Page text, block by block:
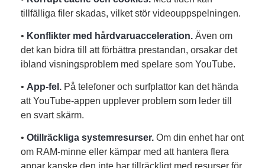
tillfälliga filer skadas, vilket stör videouppspelningen.
• Konflikter med hårdvaruacceleration. Även om
det kan bidra till att förbättra prestandan, orsakar det
ibland visningsproblem med spelare som YouTube.
• App-fel. På telefoner och surfplattor kan det hända
att YouTube-appen upplever problem som leder till
en svart skärm.
• Otillräckliga systemresurser. Om din enhet har ont
om RAM-minne eller kämpar med att hantera flera
appar kanske den inte har tillräckligt med resurser för